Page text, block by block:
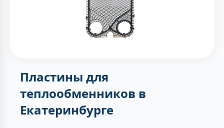
Пластины для
теплообменников в
Екатеринбурге